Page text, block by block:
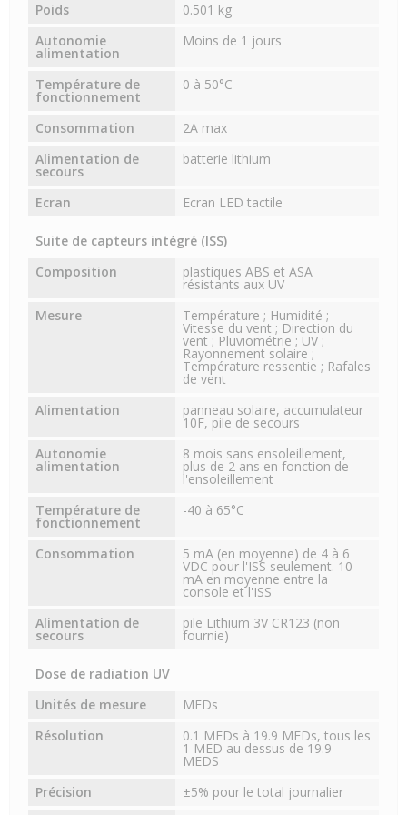
Poids
0.501 kg
Autonomie
alimentation
Moins de 1 jours
Température de
fonctionnement
0 à 50°C
Consommation
2A max
Alimentation de
secours
batterie lithium
Ecran Ecran LED tactile
Suite de capteurs intégré (ISS)
Composition
plastiques ABS et ASA
résistants aux UV
Mesure
Température ; Humidité ;
Vitesse du vent ; Direction du
vent ; Pluviométrie ; UV ;
Rayonnement solaire ;
Température ressentie ; Rafales
de vent
Alimentation
panneau solaire, accumulateur
10F, pile de secours
Autonomie
alimentation
8 mois sans ensoleillement,
plus de 2 ans en fonction de
l'ensoleillement
Température de
fonctionnement
-40 à 65°C
Consommation 5 mA (en moyenne) de 4 à 6
VDC pour l'ISS seulement. 10
mA en moyenne entre la
console et l'ISS
Alimentation de
secours
pile Lithium 3V CR123 (non
fournie)
Dose de radiation UV
Unités de mesure
MEDs
Résolution
0.1 MEDs à 19.9 MEDs, tous les
1 MED au dessus de 19.9
MEDS
Précision
±5% pour le total journalier